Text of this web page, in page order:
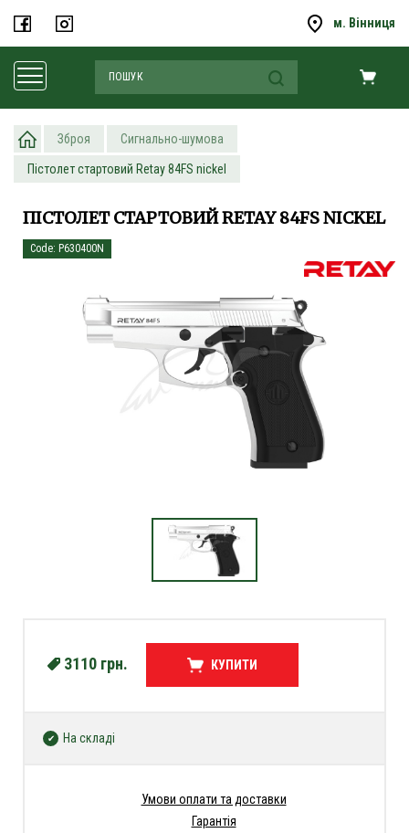
м. Вінниця
Зброя Сигнально-шумова
Пістолет стартовий Retay 84FS nickel
ПІСТОЛЕТ СТАРТОВИЙ RETAY 84FS NICKEL
Code: P630400N
3110 грн. КУПИТИ
На складі
Умови оплати та доставки
Гарантія